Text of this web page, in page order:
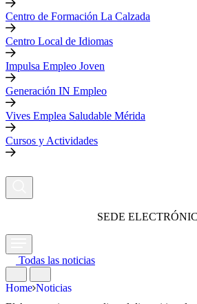
Centro de Formación La Calzada
Centro Local de Idiomas
Impulsa Empleo Joven
Generación IN Empleo
Vives Emplea Saludable Mérida
Cursos y Actividades
SEDE
Todas las noticias
Home Noticias